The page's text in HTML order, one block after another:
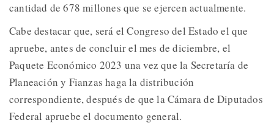
cantidad de 678 millones que se ejercen actualmente.
Cabe destacar que, será el Congreso del Estado el que
apruebe, antes de concluir el mes de diciembre, el
Paquete Económico 2023 una vez que la Secretaría de
Planeación y Fianzas haga la distribución
correspondiente, después de que la Cámara de Diputados
Federal apruebe el documento general.